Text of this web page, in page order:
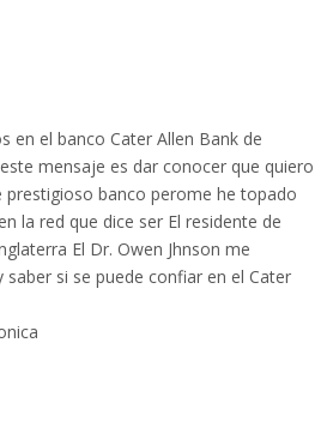
en el banco Cater Allen Bank de
mensaje es dar conocer que quiero
prestigioso banco perome he topado
la red que dice ser El residente de
El Dr. Owen Jhnson me
si se puede confiar en el Cater